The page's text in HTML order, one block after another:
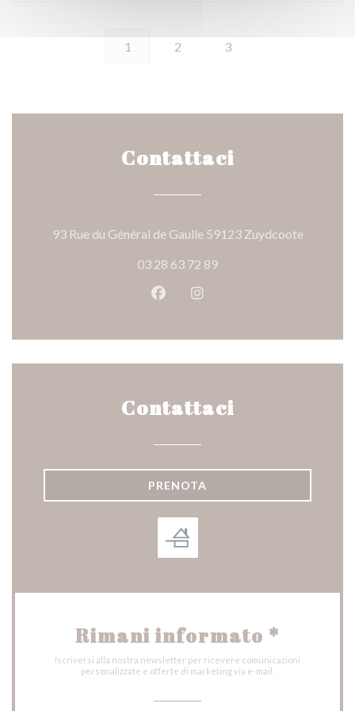
1 2 3
Contattaci
93 Rue du Général de Gaulle 59123 Zuydcoote((apre
03 28 63 72 89
Facebook ((apre una nuova
Instagram ((apre una
Contattaci
PRENOTA
Rimani informato *
Iscriversi alla nostra newsletter per ricevere comunicazioni
personalizzate e offerte di marketing via e-mail.